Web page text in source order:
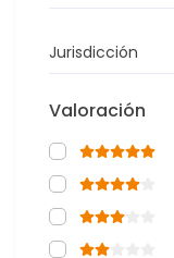
Jurisdicción
Valoración